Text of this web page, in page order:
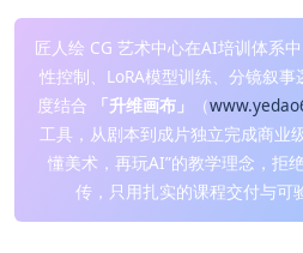
匠人绘 CG 艺术中心在AI培训体系
性控制、LoRA模型训练、分镜叙
度结合
「升维画布」 （
工具，从剧本到成片独立完成商业
懂美术，再玩AI”的教学理念，拒
传，只用扎实的课程交付与可